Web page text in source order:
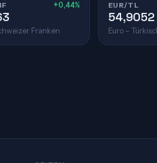
+0,44%
Franken
EUR/TL
54,9052
Euro –